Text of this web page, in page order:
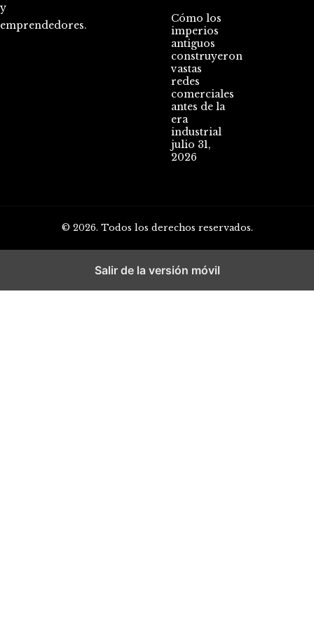
y
emprendedores.
Cómo los
imperios
antiguos
construyeron
vastas
redes
comerciales
antes de la
era
industrial
julio 31,
2026
© 2026. Todos los derechos reservados.
Salir de la versión móvil